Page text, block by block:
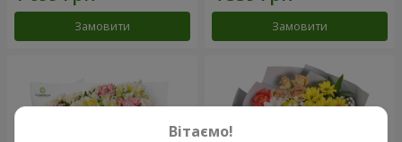
Замовити Замовити
Вітаємо!